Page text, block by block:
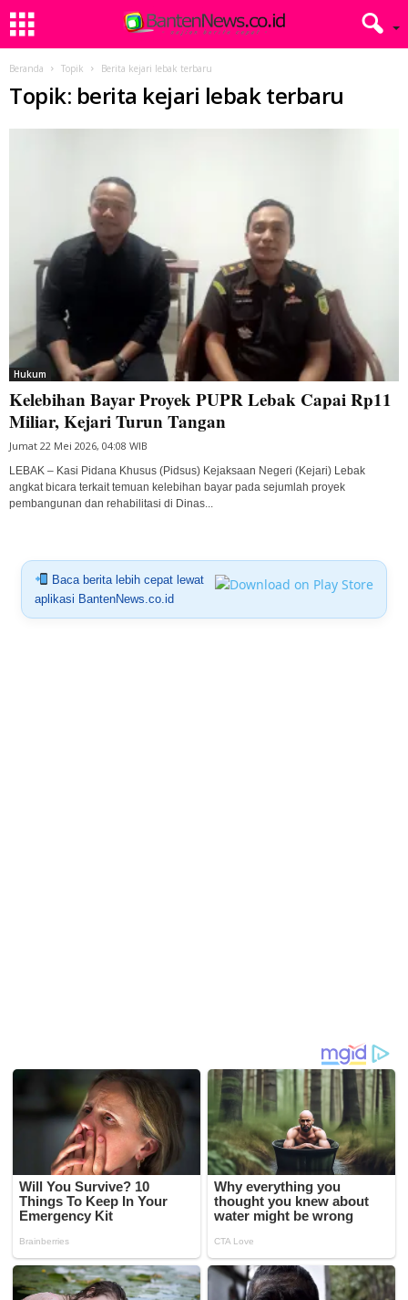
Beranda Topik Berita kejari lebak terbaru
Topik: berita kejari lebak terbaru
Hukum
Kelebihan Bayar Proyek PUPR Lebak Capai Rp11
Miliar, Kejari Turun Tangan
Jumat 22 Mei 2026, 04:08 WIB
LEBAK – Kasi Pidana Khusus (Pidsus) Kejaksaan Negeri (Kejari) Lebak
angkat bicara terkait temuan kelebihan bayar pada sejumlah proyek
pembangunan dan rehabilitasi di Dinas...
Baca berita lebih cepat lewat
aplikasi BantenNews.co.id